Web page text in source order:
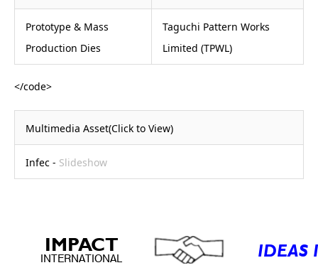
Prototype & Mass
Production Dies
Taguchi Pattern Works
Limited (TPWL)
</code>
Multimedia Asset(Click to View)
Infec - Slideshow